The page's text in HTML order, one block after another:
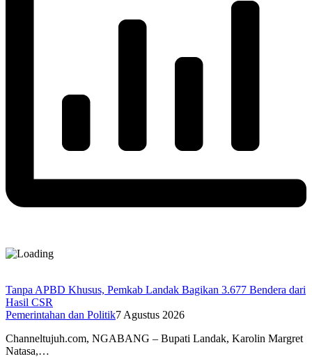
Tanpa APBD Khusus, Pemkab Landak Bagikan 3.677 Bendera dari
Hasil CSR
Pemerintahan dan Politik7 Agustus 2026
Channeltujuh.com, NGABANG – Bupati Landak, Karolin Margret
Natasa,…